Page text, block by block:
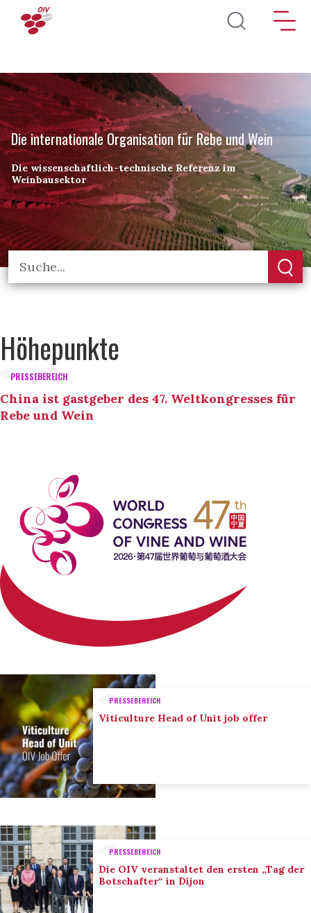
Direkt zum Inhalt
Die internationale Organisation für Rebe und Wein
Die wissenschaftlich-technische Referenz im
Weinbausektor
Höhepunkte
PRESSEBEREICH
China ist gastgeber des 47. Weltkongresses für
Rebe und Wein
PRESSEBEREICH
Viticulture Head of Unit job offer
PRESSEBEREICH
Die OIV veranstaltet den ersten „Tag der
Botschafter“ in Dijon